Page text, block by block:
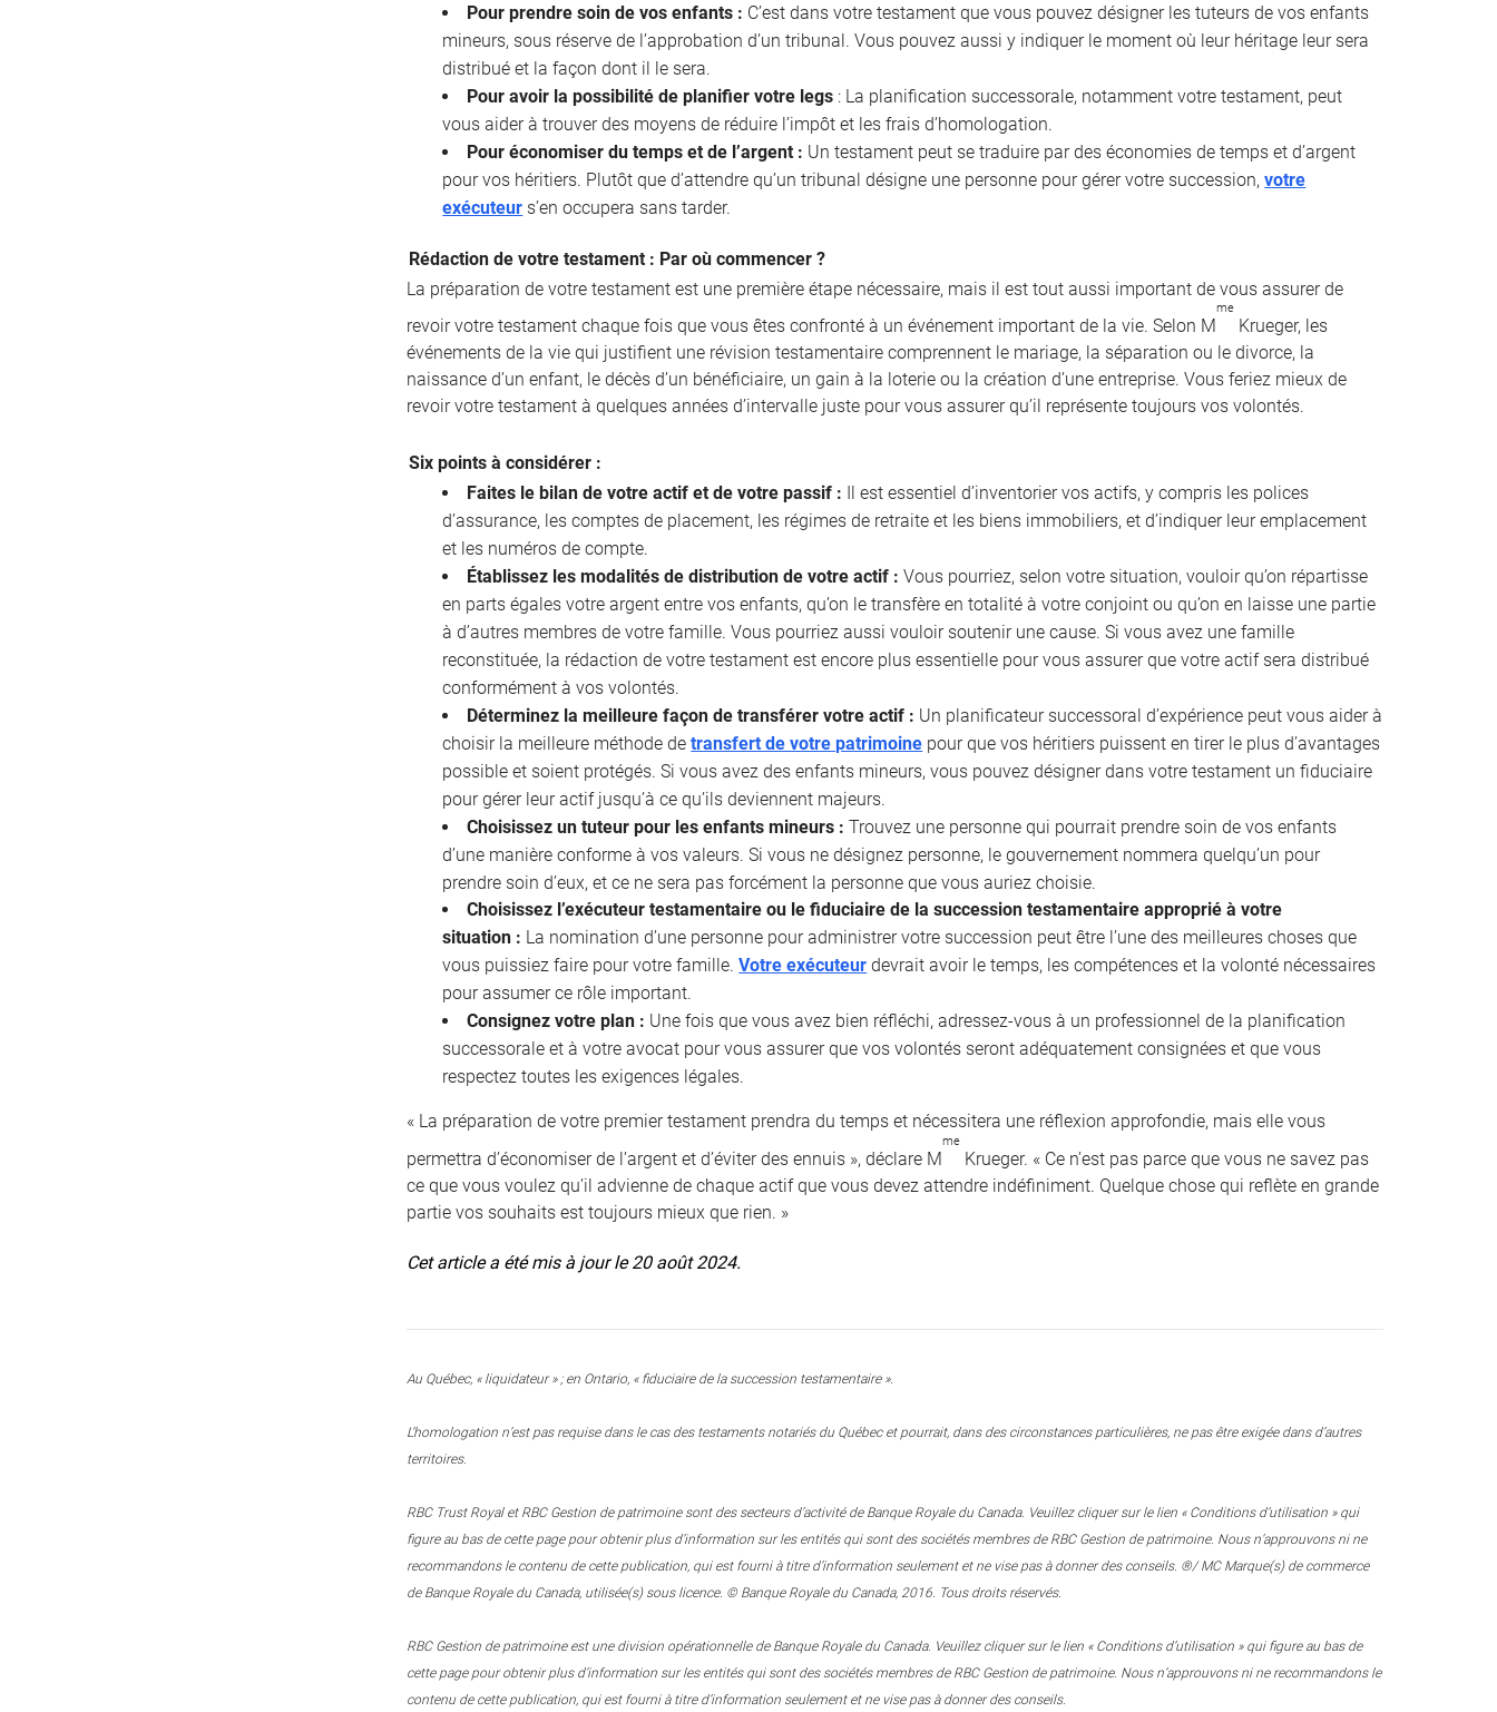
Pour prendre soin de vos enfants : C’est dans votre testament que vous pouvez désigner les tuteurs de vos enfants
mineurs, sous réserve de l’approbation d’un tribunal. Vous pouvez aussi y indiquer le moment où leur héritage leur sera
distribué et la façon dont il le sera.
Pour avoir la possibilité de planifier votre legs : La planification successorale, notamment votre testament, peut
vous aider à trouver des moyens de réduire l’impôt et les frais d’homologation.
Pour économiser du temps et de l’argent : Un testament peut se traduire par des économies de temps et d’argent
pour vos héritiers. Plutôt que d’attendre qu’un tribunal désigne une personne pour gérer votre succession,votre
exécuteur s’en occupera sans tarder.
Rédaction de votre testament : Par où commencer ?
La préparation de votre testament est une première étape nécessaire, mais il est tout aussi important de vous assurer de
revoir votre testament chaque fois que vous êtes confronté à un événement important de la vie. Selon M
me
Krueger, les
événements de la vie qui justifient une révision testamentaire comprennent le mariage, la séparation ou le divorce, la
naissance d’un enfant, le décès d’un bénéficiaire, un gain à la loterie ou la création d’une entreprise. Vous feriez mieux de
revoir votre testament à quelques années d’intervalle juste pour vous assurer qu’il représente toujours vos volontés.
Six points à considérer :
Faites le bilan de votre actif et de votre passif : Il est essentiel d’inventorier vos actifs, y compris les polices
d’assurance, les comptes de placement, les régimes de retraite et les biens immobiliers, et d’indiquer leur emplacement
et les numéros de compte.
Établissez les modalités de distribution de votre actif : Vous pourriez, selon votre situation, vouloir qu’on répartisse
en parts égales votre argent entre vos enfants, qu’on le transfère en totalité à votre conjoint ou qu’on en laisse une partie
à d’autres membres de votre famille. Vous pourriez aussi vouloir soutenir une cause. Si vous avez une famille
reconstituée, la rédaction de votre testament est encore plus essentielle pour vous assurer que votre actif sera distribué
conformément à vos volontés.
Déterminez la meilleure façon de transférer votre actif : Un planificateur successoral d’expérience peut vous aider à
choisir la meilleure méthode detransfert de votre patrimoine pour que vos héritiers puissent en tirer le plus d’avantages
possible et soient protégés. Si vous avez des enfants mineurs, vous pouvez désigner dans votre testament un fiduciaire
pour gérer leur actif jusqu’à ce qu’ils deviennent majeurs.
Choisissez un tuteur pour les enfants mineurs : Trouvez une personne qui pourrait prendre soin de vos enfants
d’une manière conforme à vos valeurs. Si vous ne désignez personne, le gouvernement nommera quelqu’un pour
prendre soin d’eux, et ce ne sera pas forcément la personne que vous auriez choisie.
Choisissez l’exécuteur testamentaire ou le fiduciaire de la succession testamentaire approprié à votre
situation : La nomination d’une personne pour administrer votre succession peut être l’une des meilleures choses que
vous puissiez faire pour votre famille.Votre exécuteur devrait avoir le temps, les compétences et la volonté nécessaires
pour assumer ce rôle important.
Consignez votre plan : Une fois que vous avez bien réfléchi, adressez-vous à un professionnel de la planification
successorale et à votre avocat pour vous assurer que vos volontés seront adéquatement consignées et que vous
respectez toutes les exigences légales.
« La préparation de votre premier testament prendra du temps et nécessitera une réflexion approfondie, mais elle vous
permettra d’économiser de l’argent et d’éviter des ennuis », déclare M
me
Krueger. « Ce n’est pas parce que vous ne savez pas
ce que vous voulez qu’il advienne de chaque actif que vous devez attendre indéfiniment. Quelque chose qui reflète en grande
partie vos souhaits est toujours mieux que rien. »
Cet article a été mis à jour le 20 août 2024.
Au Québec, « liquidateur » ; en Ontario, « fiduciaire de la succession testamentaire ».
L’homologation n’est pas requise dans le cas des testaments notariés du Québec et pourrait, dans des circonstances particulières, ne pas être exigée dans d’autres
territoires.
RBC Trust Royal et RBC Gestion de patrimoine sont des secteurs d’activité de Banque Royale du Canada. Veuillez cliquer sur le lien « Conditions d’utilisation » qui
figure au bas de cette page pour obtenir plus d’information sur les entités qui sont des sociétés membres de RBC Gestion de patrimoine. Nous n’approuvons ni ne
recommandons le contenu de cette publication, qui est fourni à titre d’information seulement et ne vise pas à donner des conseils. ®/ MC Marque(s) de commerce
de Banque Royale du Canada, utilisée(s) sous licence. © Banque Royale du Canada, 2016. Tous droits réservés.
RBC Gestion de patrimoine est une division opérationnelle de Banque Royale du Canada. Veuillez cliquer sur le lien « Conditions d’utilisation » qui figure au bas de
cette page pour obtenir plus d’information sur les entités qui sont des sociétés membres de RBC Gestion de patrimoine. Nous n’approuvons ni ne recommandons le
contenu de cette publication, qui est fourni à titre d’information seulement et ne vise pas à donner des conseils.